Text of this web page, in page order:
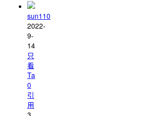
sun110
2022-
9-
14
只
看
Ta
0
引
用